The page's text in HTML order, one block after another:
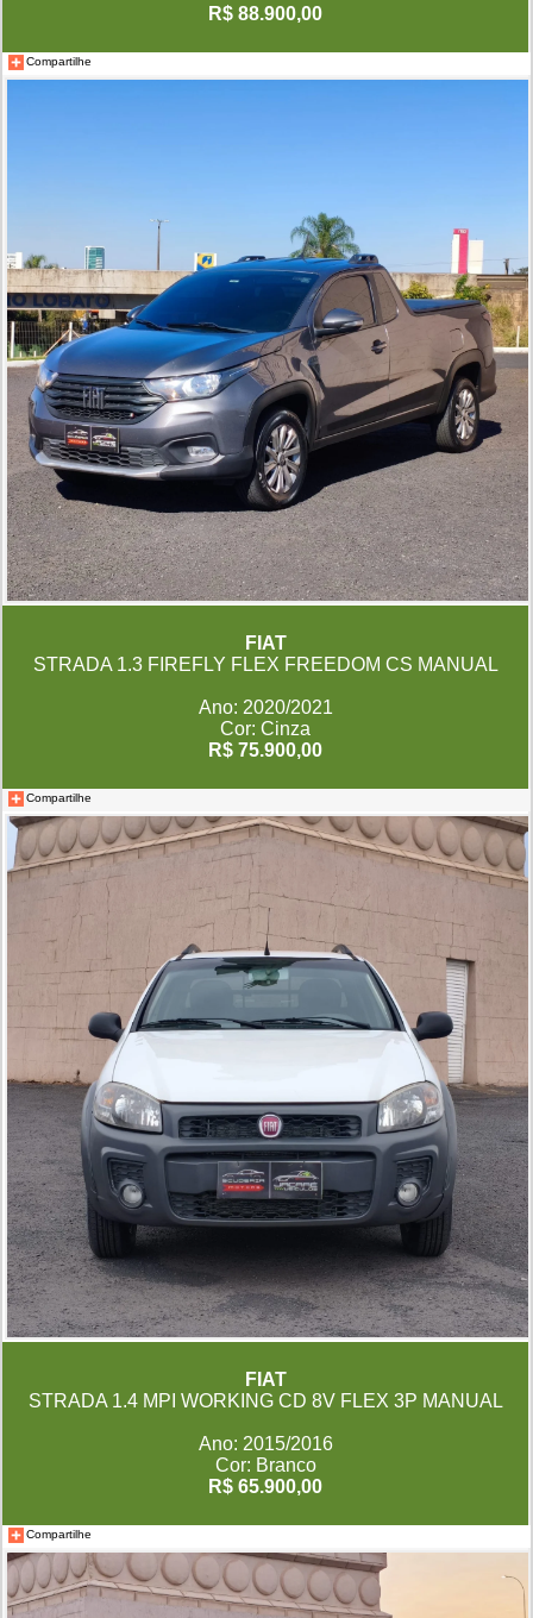
R$ 88.900,00
Compartilhe
FIAT
STRADA 1.3 FIREFLY FLEX FREEDOM CS MANUAL
Ano: 2020/2021
Cor: Cinza
R$ 75.900,00
Compartilhe
FIAT
STRADA 1.4 MPI WORKING CD 8V FLEX 3P MANUAL
Ano: 2015/2016
Cor: Branco
R$ 65.900,00
Compartilhe